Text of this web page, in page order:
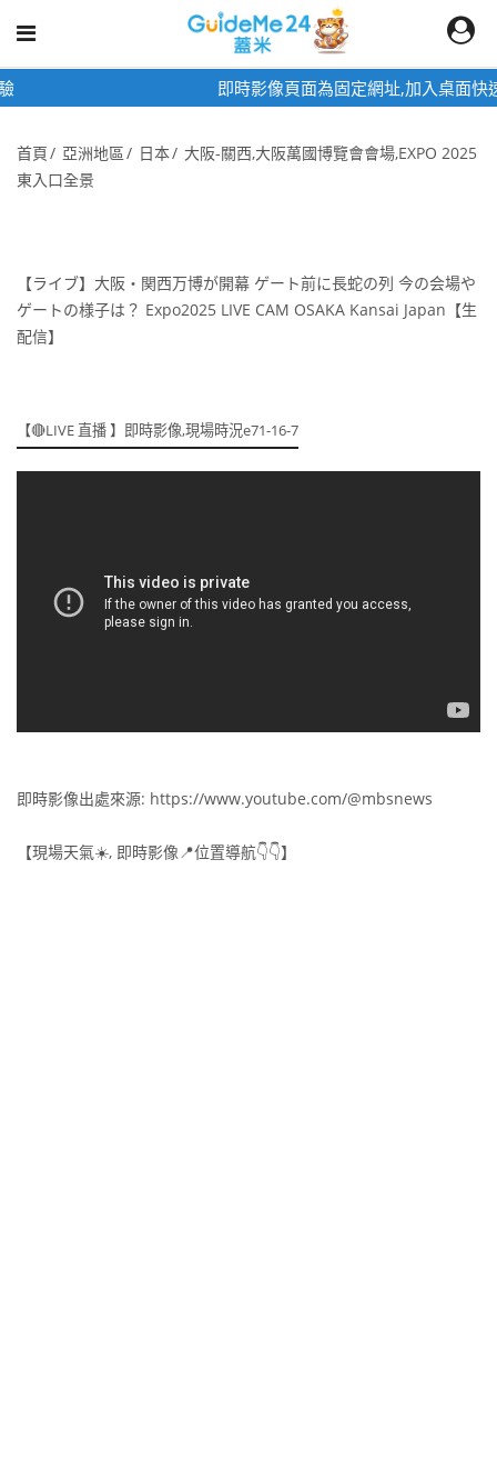
即時影像頁面為固定網址,加入桌面快速觀看
首頁 亞洲地區 日本
大阪-關西,大阪萬國博覽會會場,EXPO 2025
東入口全景
【ライブ】大阪・関西万博が開幕 ゲート前に長蛇の列 今の会場や
ゲートの様子は？ Expo2025 LIVE CAM OSAKA Kansai Japan【生
配信】
【🔴LIVE 直播 】即時影像,現場時況e71-16-7
即時影像出處來源: https://www.youtube.com/@mbsnews
【現場天氣☀️, 即時影像📍位置導航👇👇】